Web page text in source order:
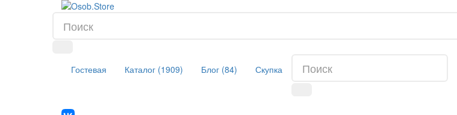
Гостевая Каталог (1909) Блог (84) Скупка